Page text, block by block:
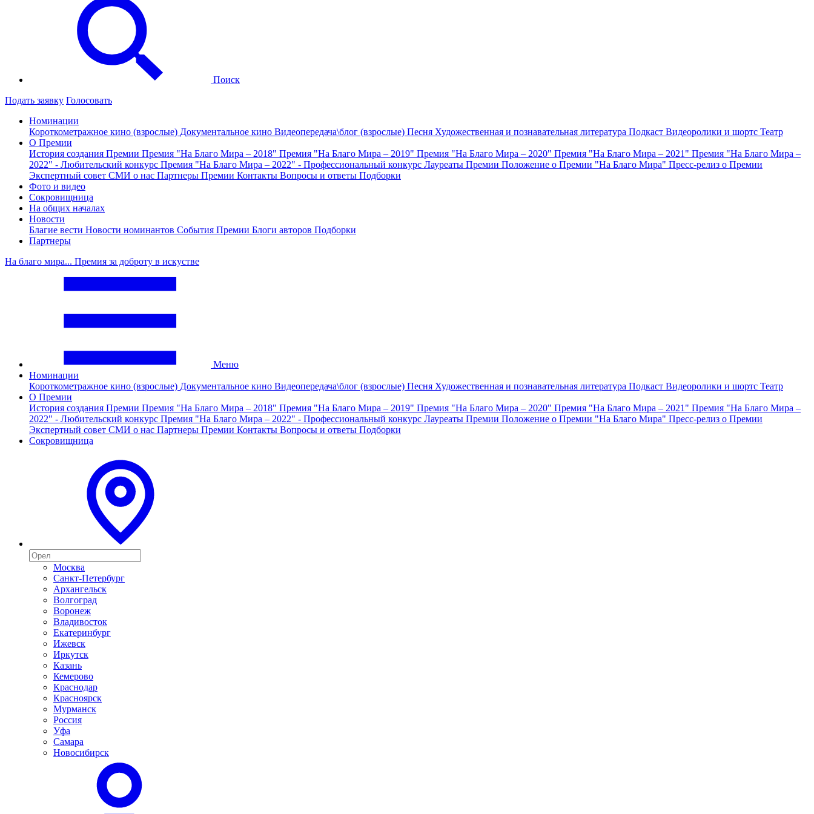
Поиск
Подать заявку Голосовать
Номинации
Короткометражное кино (взрослые) Документальное кино Видеопередача\блог (взрослые) Песня Художественная и познавательная литература Подкаст Видеоролики и шортс Театр
О Премии
История создания Премии Премия "На Благо Мира – 2018" Премия "На Благо Мира – 2019" Премия "На Благо Мира – 2020" Премия "На Благо Мира – 2021" Премия "На Благо Мира –
2022" - Любительский конкурс Премия "На Благо Мира – 2022" - Профессиональный конкурс Лауреаты Премии Положение о Премии "На Благо Мира" Пресс-релиз о Премии
Экспертный совет СМИ о нас Партнеры Премии Контакты Вопросы и ответы Подборки
Фото и видео
Сокровищница
На общих началах
Новости
Благие вести Новости номинантов События Премии Блоги авторов Подборки
Партнеры
На благо мира... Премия за доброту в искустве
Меню
Номинации
Короткометражное кино (взрослые) Документальное кино Видеопередача\блог (взрослые) Песня Художественная и познавательная литература Подкаст Видеоролики и шортс Театр
О Премии
История создания Премии Премия "На Благо Мира – 2018" Премия "На Благо Мира – 2019" Премия "На Благо Мира – 2020" Премия "На Благо Мира – 2021" Премия "На Благо Мира –
2022" - Любительский конкурс Премия "На Благо Мира – 2022" - Профессиональный конкурс Лауреаты Премии Положение о Премии "На Благо Мира" Пресс-релиз о Премии
Экспертный совет СМИ о нас Партнеры Премии Контакты Вопросы и ответы Подборки
Сокровищница
Москва
Санкт-Петербург
Архангельск
Волгоград
Воронеж
Владивосток
Екатеринбург
Ижевск
Иркутск
Казань
Кемерово
Краснодар
Красноярск
Мурманск
Россия
Уфа
Самара
Новосибирск